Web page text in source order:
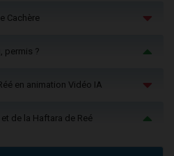
Cachère
permis ?
en animation Vidéo IA
de la Haftara de Reé